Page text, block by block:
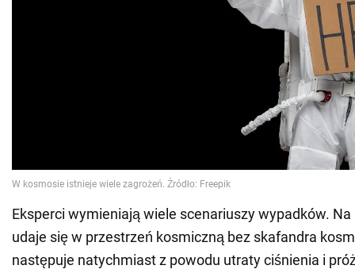
Eksperci wymieniają wiele scenariuszy wypadków. Na
udaje się w przestrzeń kosmiczną bez skafandra
następuje natychmiast z powodu utraty ciśnienia i